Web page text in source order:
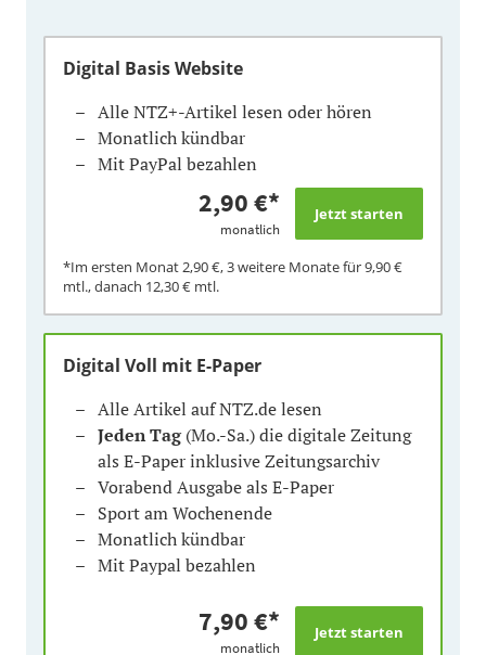
Digital Basis Website
Alle NTZ+-Artikel lesen oder hören
Monatlich kündbar
Mit PayPal bezahlen
2,90 €*
monatlich
*Im ersten Monat2,90 €, 3 weitere Monate für9,90 €
mtl., danach 12,30 € mtl.
Digital Voll mit E-Paper
Alle Artikel auf NTZ.de lesen
Jeden Tag(Mo.-Sa.) die digitale Zeitung
als E-Paper inklusive Zeitungsarchiv
Vorabend Ausgabe als E-Paper
Sport am Wochenende
Monatlich kündbar
Mit Paypal bezahlen
7,90 €*
monatlich